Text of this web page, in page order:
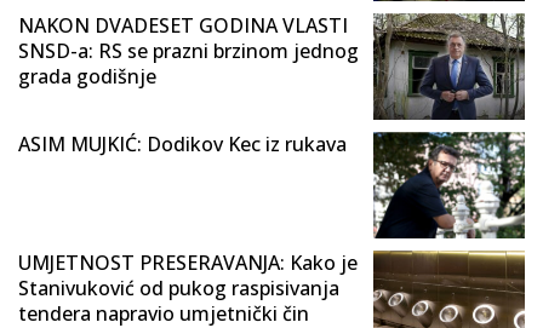
NAKON DVADESET GODINA VLASTI
SNSD-a: RS se prazni brzinom jednog
grada godišnje
ASIM MUJKIĆ: Dodikov Kec iz rukava
UMJETNOST PRESERAVANJA: Kako je
Stanivuković od pukog raspisivanja
tendera napravio umjetnički čin